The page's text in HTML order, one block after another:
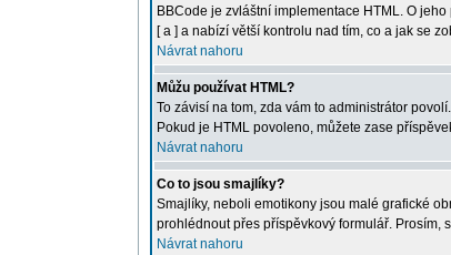
BBCode je zvláštní implementace HTML. O
[ a ] a nabízí větší kontrolu nad tím, co a jak se
Návrat nahoru
Můžu používat HTML?
To závisí na tom, zda vám to administrátor
Pokud je HTML povoleno, můžete zase
Návrat nahoru
Co to jsou smajlíky?
Smajlíky, neboli emotikony jsou malé grafické
prohlédnout přes příspěvkový formulář. Prosím,
Návrat nahoru